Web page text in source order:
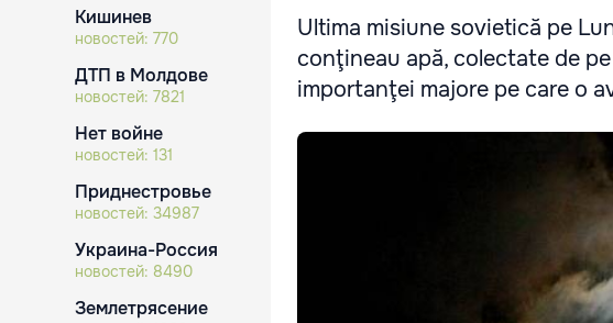
Кишинев
новостей: 770
ДТП в Молдове
новостей: 7821
Нет войне
новостей: 131
Приднестровье
новостей: 34987
Украина-Россия
новостей: 8490
Землетрясение
Ultima misiune sovietică pe
conţineau apă, colectate de
importanţei majore pe care o